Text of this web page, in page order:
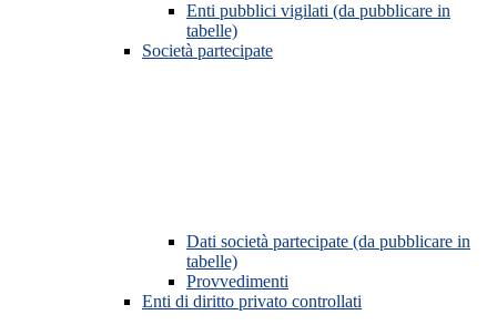
Enti pubblici vigilati (da pubblicare in
tabelle)
Società partecipate
Dati società partecipate (da pubblicare in
tabelle)
Provvedimenti
Enti di diritto privato controllati